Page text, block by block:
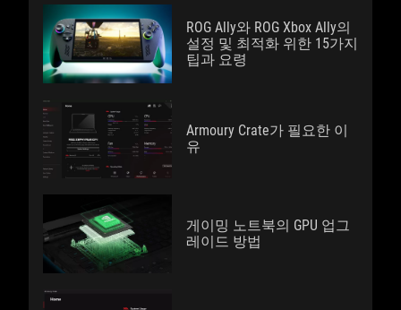
ROG Ally와 ROG Xbox Ally의
설정 및 최적화 위한 15가지
팁과 요령
Armoury Crate가 필요한 이
유
게이밍 노트북의 GPU 업그
레이드 방법